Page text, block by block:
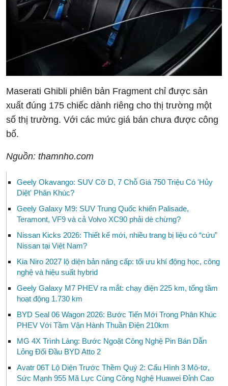
Maserati Ghibli phiên bản Fragment chỉ được sản
xuất đúng 175 chiếc dành riêng cho thị trường một
số thị trường. Với các mức giá bán chưa được công
bố.
Nguồn: thamnho.com
Geely Okavango: SUV Cỡ D, 7 Chỗ Giá 750 Triệu Có 'Hủy
Diệt' Phân Khúc?
Geely Galaxy M9: SUV Trung Quốc khiến Palisade,
Teramont, VF9 và cả Volvo XC90 phải dè chừng?
Nissan Kicks 2026: Thiết kế mới, nhiều trang bị liệu có “cứu”
Nissan tại Việt Nam?
Kia Niro 2027 lộ diện bản nâng cấp: tối ưu khí động học, công
nghệ và hiệu suất hybrid
Geely Galaxy M7 PHEV ra mắt: chạy điện 225 km, tổng tầm
hoạt động 1.730 km
BYD Seal 06 Wagon 2026: Bước Tiến Mới Trong Phân Khúc
PHEV Với Tầm Vận Hành Thuần Điện 210km
MG 4X Trình Làng: Bước Ngoặt Công Nghệ Pin Bán Dẫn
Lỏng Đối Đầu BYD Atto 2
Avatr 06T Lộ Diện Trước Thềm Quý 2: Cấu Hình 3 Mô-tơ,
Sức Mạnh 955 Mã Lực Cùng Công Nghệ Huawei Đỉnh Cao